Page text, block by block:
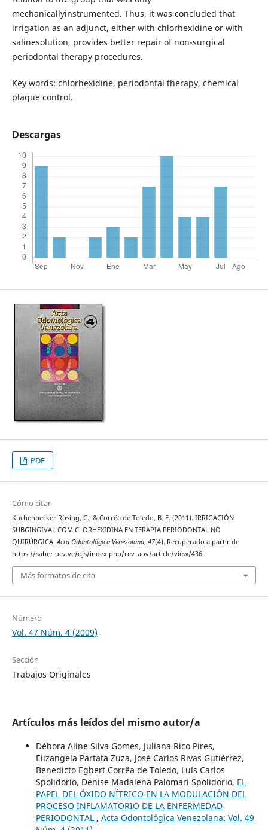
mechanicallyinstrumented. Thus, it was concluded that
irrigation as an adjunct, either with chlorhexidine or with
salinesolution, provides better repair of non-surgical
periodontal therapy procedures.
Key words: chlorhexidine, periodontal therapy, chemical
plaque control.
Descargas
PDF
Cómo citar
Kuchenbecker Rösing, C., & Corrêa de Toledo, B. E. (2011). IRRIGACIÓN
SUBGINGIVAL COM CLORHEXIDINA EN TERAPIA PERIODONTAL NO
QUIRÚRGICA.Acta Odontológica Venezolana, 47(4). Recuperado a partir de
https://saber.ucv.ve/ojs/index.php/rev_aov/article/view/436
Más formatos de cita
Número
Vol. 47 Núm. 4 (2009)
Sección
Trabajos Originales
Artículos más leídos del mismo autor/a
Débora Aline Silva Gomes, Juliana Rico Pires,
Elizangela Partata Zuza, José Carlos Rivas Gutiérrez,
Benedicto Egbert Corrêa de Toledo, Luís Carlos
Spolidorio, Denise Madalena Palomari Spolidorio, EL
PAPEL DEL ÓXIDO NÍTRICO EN LA MODULACIÓN DEL
PROCESO INFLAMATORIO DE LA ENFERMEDAD
PERIODONTAL , Acta Odontológica Venezolana: Vol. 49